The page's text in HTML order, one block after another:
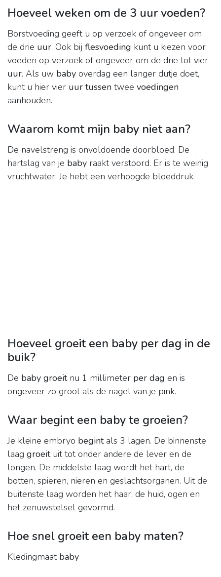
Hoeveel weken om de 3 uur voeden?
Borstvoeding geeft u op verzoek of ongeveer om
de drie uur. Ook bij flesvoeding kunt u kiezen voor
voeden op verzoek of ongeveer om de drie tot vier
uur. Als uw baby overdag een langer dutje doet,
kunt u hier vier uur tussen twee voedingen
aanhouden.
Waarom komt mijn baby niet aan?
De navelstreng is onvoldoende doorbloed. De
hartslag van je baby raakt verstoord. Er is te weinig
vruchtwater. Je hebt een verhoogde bloeddruk.
Hoeveel groeit een baby per dag in de
buik?
De baby groeitnu 1 millimeter per dag en is
ongeveer zo groot als de nagel van je pink.
Waar begint een baby te groeien?
Je kleine embryo begintals 3 lagen. De binnenste
laag groeituit tot onder andere de lever en de
longen. De middelste laag wordt het hart, de
botten, spieren, nieren en geslachtsorganen. Uit de
buitenste laag worden het haar, de huid, ogen en
het zenuwstelsel gevormd.
Hoe snel groeit een baby maten?
Kledingmaat baby